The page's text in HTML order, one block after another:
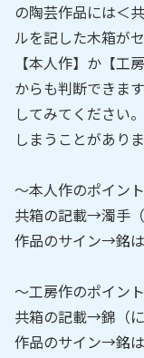
の陶芸作品には＜
ルを記した木箱が
【本人作】か【工
からも判断できま
してみてください
しまうことがあり
～本人作のポイン
共箱の記載→濁手
作品のサイン→銘は
～工房作のポイン
共箱の記載→錦（
作品のサイン→銘